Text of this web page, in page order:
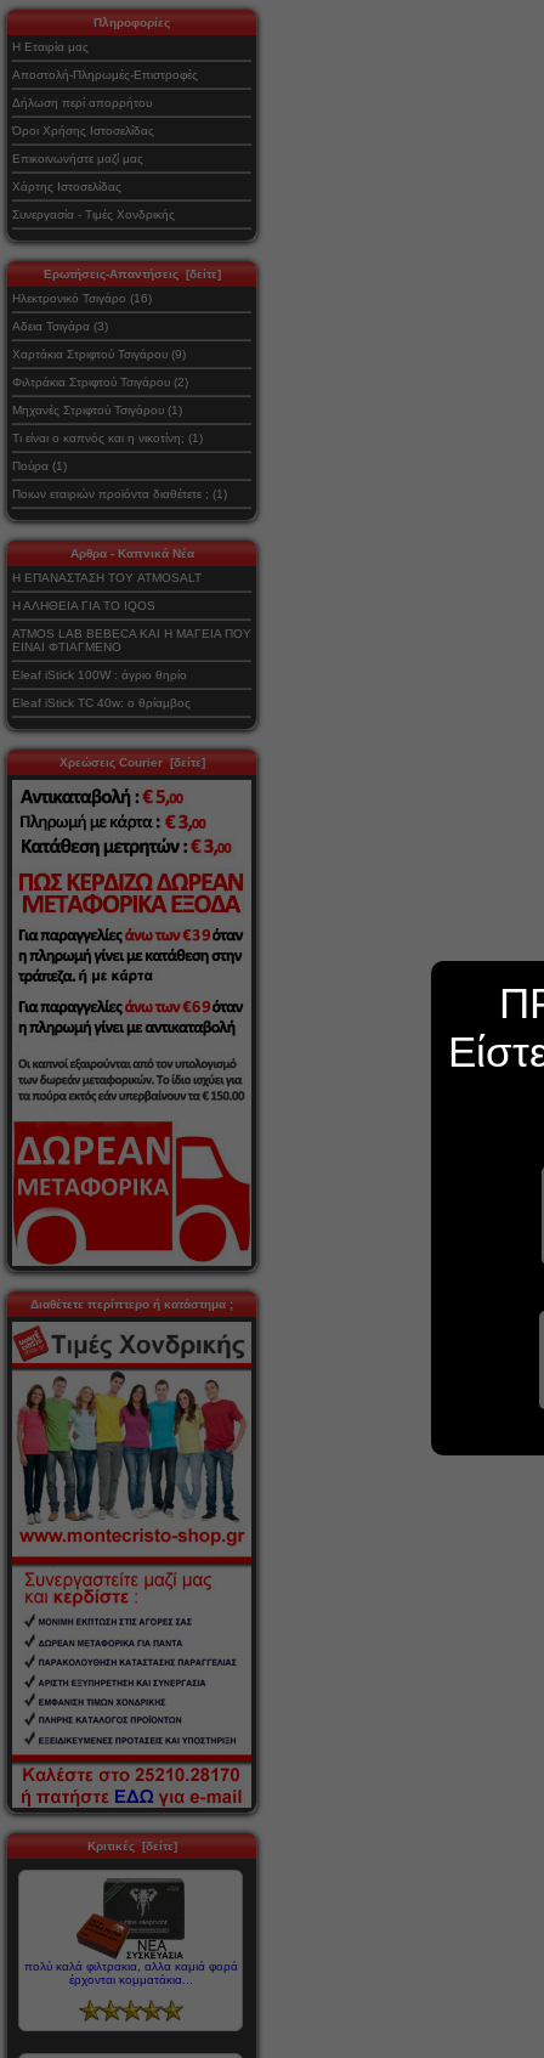
Πληροφορίες
Η Εταιρία μας
Αποστολή-Πληρωμές-Επιστροφές
Δήλωση περί απορρήτου
Όροι Χρήσης Ιστοσελίδας
Επικοινωνήστε μαζί μας
Χάρτης Ιστοσελίδας
Συνεργασία - Τιμές Χονδρικής
Ερωτήσεις-Απαντήσεις [δείτε]
Ηλεκτρονικό Τσιγάρο (16)
Αδεια Τσιγάρα (3)
Χαρτάκια Στριφτού Τσιγάρου (9)
Φιλτράκια Στριφτού Τσιγάρου (2)
Μηχανές Στριφτού Τσιγάρου (1)
Τι είναι ο καπνός και η νικοτίνη; (1)
Πούρα (1)
Ποιων εταιριών προϊόντα διαθέτετε ; (1)
Αρθρα - Καπνικά Νέα
Η ΕΠΑΝΑΣΤΑΣΗ ΤΟΥ ATMOSALT
Η ΑΛΗΘΕΙΑ ΓΙΑ ΤΟ IQOS
ATMOS LAB BEBECA ΚΑΙ Η ΜΑΓΕΙΑ ΠΟΥ
ΕΙΝΑΙ ΦΤΙΑΓΜΕΝΟ
Eleaf iStick 100W : άγριο θηρίο
Eleaf iStick TC 40w: ο θρίαμβος
Χρεώσεις Courier [δείτε]
Διαθέτετε περίπτερο ή κατάστημα ;
Κριτικές [δείτε]
πολύ καλά φιλτρακια, αλλα καμιά φορά
έρχονται κομματάκια...